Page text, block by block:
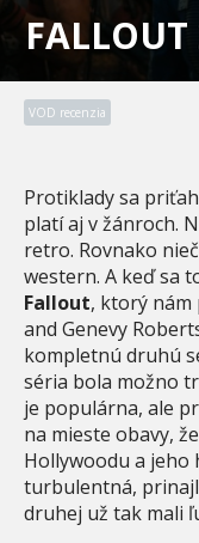
FALLOUT
VOD recenzia
Protiklady sa
platí aj v žánroch.
retro. Rovnako
western. A keď sa
Fallout, ktorý nám
and Genevy
kompletnú druhú
séria bola možno
je populárna, ale
na mieste obavy,
Hollywoodu a jeho
turbulentná,
druhej už tak mali